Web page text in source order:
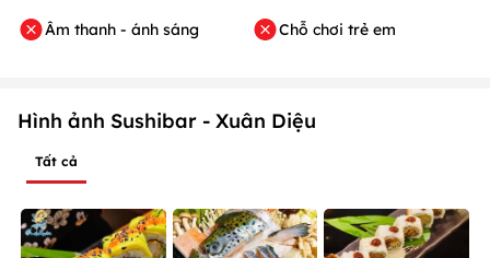
Âm thanh - ánh sáng Chỗ chơi trẻ em
Hình ảnh Sushibar - Xuân Diệu
Tất cả